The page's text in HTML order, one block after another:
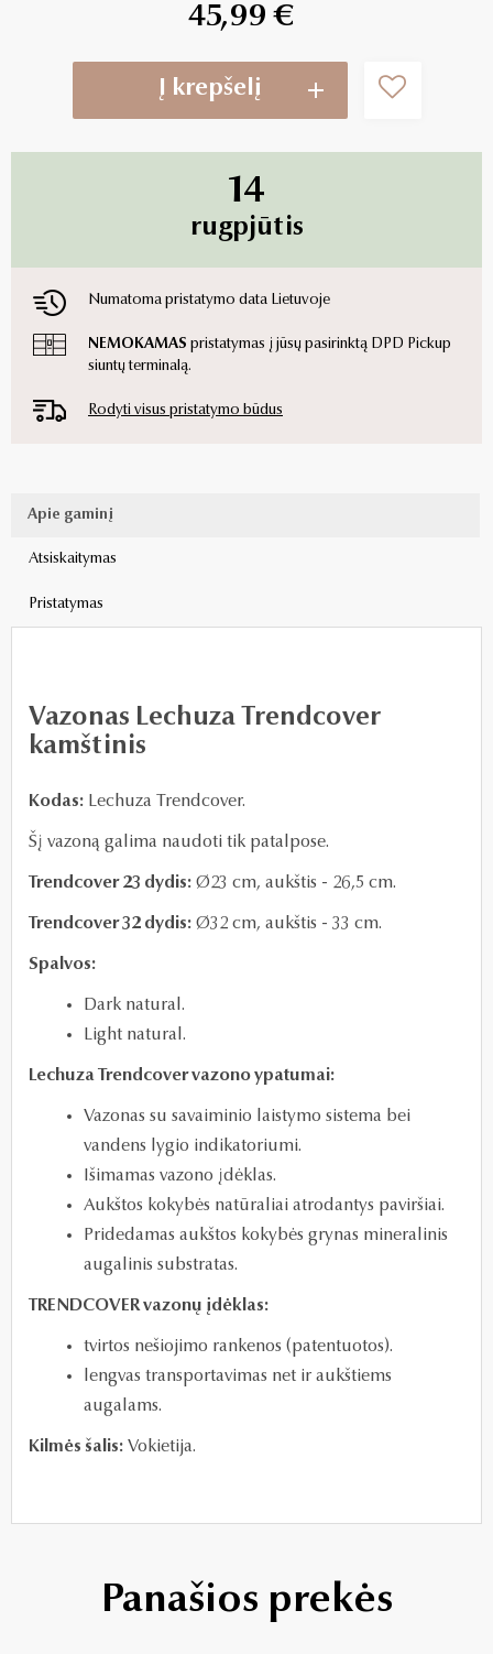
45,99 €
Į krepšelį
14
rugpjūtis
Numatoma pristatymo data Lietuvoje
NEMOKAMAS pristatymas į jūsų pasirinktą DPD Pickup
siuntų terminalą.
Rodyti visus pristatymo būdus
Apie gaminį
Atsiskaitymas
Pristatymas
Vazonas Lechuza Trendcover
kamštinis
Kodas: Lechuza Trendcover.
Šį vazoną galima naudoti tik patalpose.
Trendcover 23 dydis: Ø23 cm, aukštis - 26,5 cm.
Trendcover 32 dydis: Ø32 cm, aukštis - 33 cm.
Spalvos:
Dark natural.
Light natural.
Lechuza Trendcover vazono ypatumai:
Vazonas su savaiminio laistymo sistema bei
vandens lygio indikatoriumi.
Išimamas vazono įdėklas.
Aukštos kokybės natūraliai atrodantys paviršiai.
Pridedamas aukštos kokybės grynas mineralinis
augalinis substratas.
TRENDCOVER vazonų įdėklas:
tvirtos nešiojimo rankenos (patentuotos).
lengvas transportavimas net ir aukštiems
augalams.
Kilmės šalis: Vokietija.
Panašios prekės